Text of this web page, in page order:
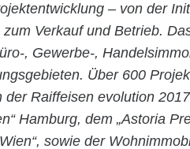
– von der
Verkauf und Betrieb.
, Gewerbe-,
Über 600
der Raiffeisen evolution
Hamburg, dem „Astoria
sowie der